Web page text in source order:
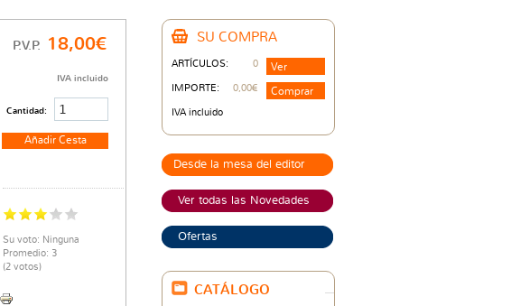
P.V.P. 18,00€
IVA incluido
Cantidad:
Su voto: Ninguna
Promedio: 3
(2 votos)
SU COMPRA
ARTÍCULOS: 0 Ver
IMPORTE: 0,00€ Comprar
IVA incluido
Desde la mesa del editor
Ver todas las Novedades
Ofertas
CATÁLOGO